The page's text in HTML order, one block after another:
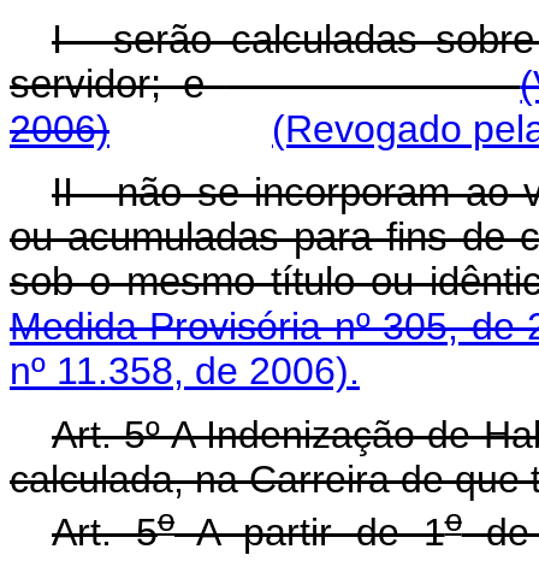
I - serão calculadas
servidor; e
2006)
(Revogado
II - não se incorporam ao
ou acumuladas para fins de
sob o mesmo título
Medida Provisória nº 305, de
nº 11.358, de 2006).
Art. 5º A Indenização de
calculada, na Carreira de
Art. 5oA partir de 1ode